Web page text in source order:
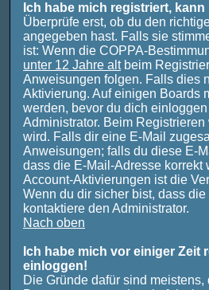
Ich habe mich registriert,
Überprüfe erst, ob du den
angegeben hast. Falls sie
ist: Wenn die COPPA-
unter 12 Jahre altbeim
Anweisungen folgen. Falls dies
Aktivierung. Auf einigen Boards
werden, bevor du dich
Administrator. Beim
wird. Falls dir eine E-Mail
Anweisungen; falls du diese E-
dass die E-Mail-Adresse korrekt
Account-Aktivierungen ist die
Wenn du dir sicher bist, dass
kontaktiere den Administrator.
Nach oben
Ich habe mich vor einiger Zeit
einloggen!
Die Gründe dafür sind